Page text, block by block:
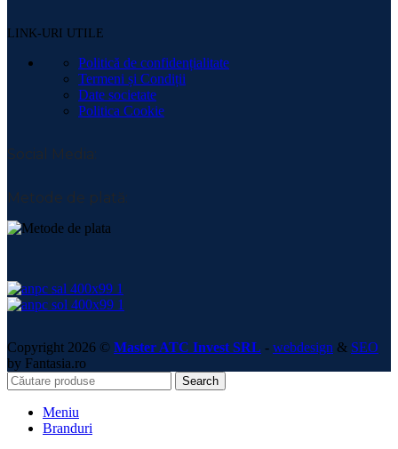
LINK-URI UTILE
Politică de confidențialitate
Termeni și Condiții
Date societate
Politica Cookie
Social Media:
Metode de plată:
Copyright 2026 © Master ATC Invest SRL - webdesign & SEO
by Fantasia.ro
Search
Meniu
Branduri